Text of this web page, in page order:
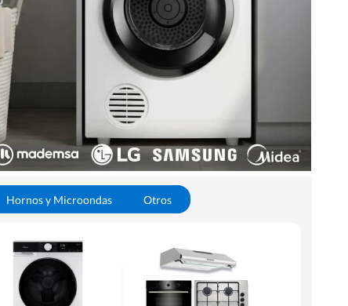
Hornos y Microondas Otros